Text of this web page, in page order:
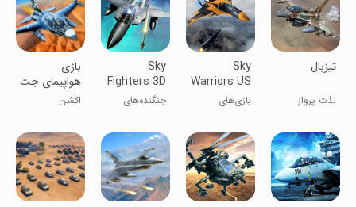
‏‏‏‏‏تیزبال
لذت پرواز
Sky
Warriors US
Airplane
Games
بازی‌های
آسمان
Sky
Fighters 3D
جنگنده‌های
بازی
هواپیمای جت
جنگی
اکشن